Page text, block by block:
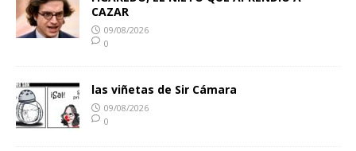
CAZAR
09/08/2026
0
las viñetas de Sir Cámara
09/08/2026
0